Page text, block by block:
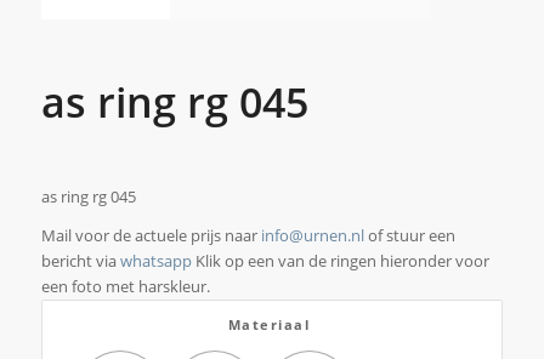
as ring rg 045
as ring rg 045
Mail voor de actuele prijs naar info@urnen.nlof stuur een
bericht viawhatsappKlik op een van de ringen hieronder voor
een foto met harskleur.
Materiaal